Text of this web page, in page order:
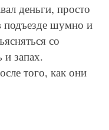
деньги, просто
подъезде шумно и
со
и запах.
того, как они